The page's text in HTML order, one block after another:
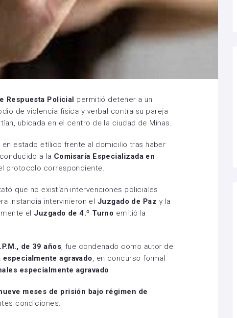
Respuesta Policial permitió detener a un
de violencia física y verbal contra su pareja
ubicada en el centro de la ciudad de Minas.
estado etílico frente al domicilio tras haber
a la Comisaría Especializada en
protocolo correspondiente.
que no existían intervenciones policiales
instancia intervinieron el Juzgado de Paz y la
el Juzgado de 4.º Turno emitió la
de 39 años, fue condenado como autor de
agravado, en concurso formal
especialmente agravado.
meses de prisión bajo régimen de
condiciones: